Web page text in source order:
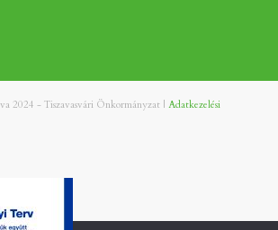
2024 - Tiszavasvári Önkormányzat | Adatkezelési